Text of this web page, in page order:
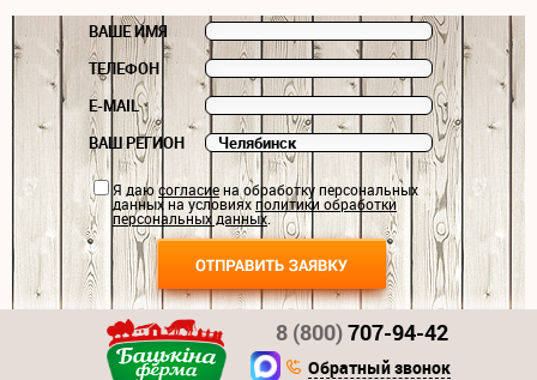
ВАШЕ ИМЯ
ТЕЛЕФОН
E-MAIL
ВАШ РЕГИОН
Я даюсогласиена обработку персональных
данных на условияхполитики обработки
персональных данных.
8 (800)707-94-42
Обратный звонок